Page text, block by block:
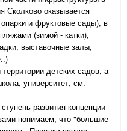
Сколково оказывается
и фруктовые сады), в
(зимой - катки),
выставочные залы,
детских садов, а
университет, см.
развития концепции
понимаем, что "большие